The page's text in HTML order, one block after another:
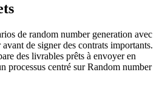
de random number generation avec
de signer des contrats importants.
des livrables prêts à envoyer en
processus centré sur Random number